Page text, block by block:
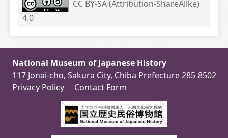
CC BY-SA (Attribution-ShareAlike)
4.0
National Museum of Japanese History
117 Jonai-cho, Sakura City, Chiba Prefecture 285-8502
Privacy Policy
Contact Form